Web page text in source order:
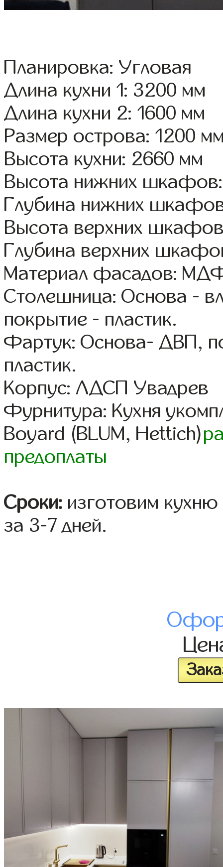
Планировка: Угловая
Длина кухни 1: 3200 мм
Длина кухни 2: 1600 мм
Размер острова: 1200
Высота кухни: 2660 мм
Высота нижних
Глубина нижних
Высота верхних
Глубина верхних
Материал фасадов:
Столешница: Основа -
покрытие - пластик.
Фартук: Основа- ДВП,
пластик.
Корпус: ЛДСП Увадрев
Фурнитура: Кухня
Boyard (BLUM, Hettich)
предоплаты
Сроки: изготовим
за 3-7 дней.